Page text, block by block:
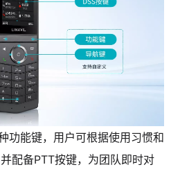
功能键，用户可根据使用习惯和
配备PTT按键，为团队即时对